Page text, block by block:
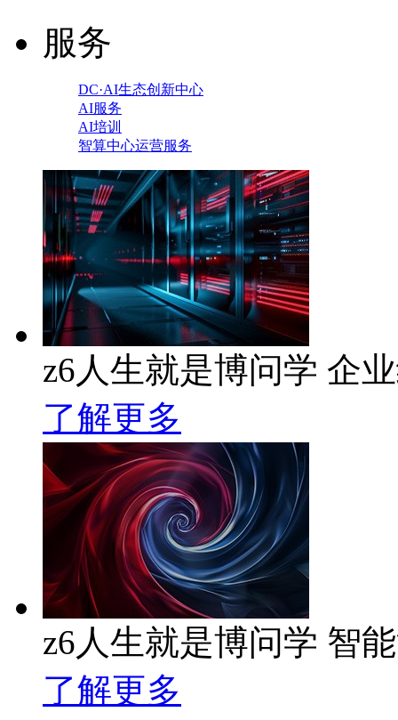
服务
DC·AI生态创新中心
AI服务
AI培训
智算中心运营服务
z6人生就是博问学 企
了解更多
z6人生就是博问学 智
了解更多